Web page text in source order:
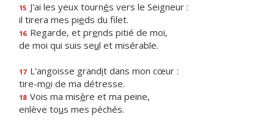
15 J'ai les yeux tournés vers le Seigneur :
il tirera mes pieds du filet.
16 Regarde, et prends pitié de moi,
de moi qui suis seul et misérable.
17 L'angoisse grandit dans mon cœur :
tire-moi de ma détresse.
18 Vois ma misère et ma peine,
enlève tous mes péchés.